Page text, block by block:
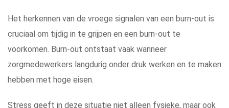
Het herkennen van de vroege signalen van een burn-out is
cruciaal om tijdig in te grijpen en een burn-out te
voorkomen. Burn-out ontstaat vaak wanneer
zorgmedewerkers langdurig onder druk werken en te maken
hebben met hoge eisen.
Stress geeft in deze situatie niet alleen fysieke, maar ook